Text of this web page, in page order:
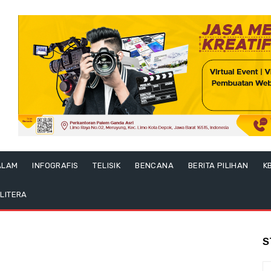
INFOGRAFIS TELISIK BENCANA BERITA PILIHAN
LITERA